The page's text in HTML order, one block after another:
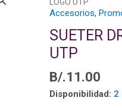
Accesorios,
SUETER
UTP
B/.11.00
Disponibilidad: 2